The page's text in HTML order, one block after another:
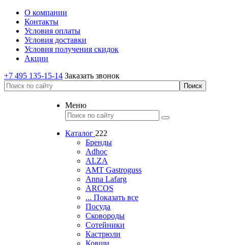
О компании
Контакты
Условия оплаты
Условия доставки
Условия получения скидок
Акции
+7 495 135-15-14 Заказать звонок
Меню
Каталог 222
Бренды
Adhoc
ALZA
AMT Gastroguss
Anna Lafarg
ARCOS
... Показать все
Посуда
Сковороды
Сотейники
Кастрюли
Ковши